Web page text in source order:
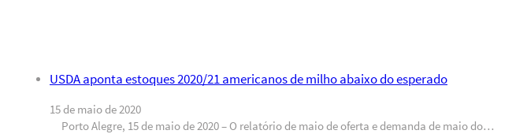
USDA aponta estoques 2020/21 americanos de milho abaixo do esperado
15 de maio de 2020
Porto Alegre, 15 de maio de 2020 – O relatório de maio de oferta e demanda de maio do…